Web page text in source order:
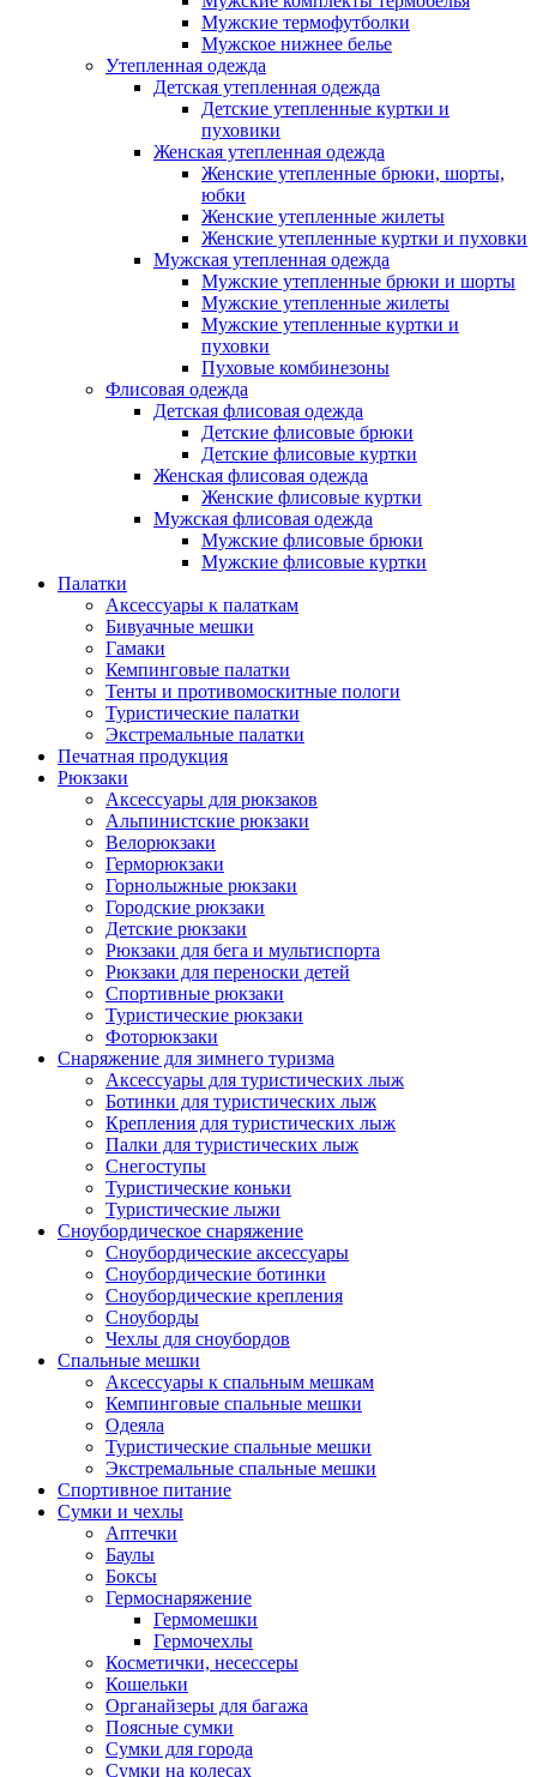
Мужские термофутболки
Мужское нижнее белье
Утепленная одежда
Детская утепленная одежда
Детские утепленные куртки и
пуховики
Женская утепленная одежда
Женские утепленные брюки, шорты,
юбки
Женские утепленные жилеты
Женские утепленные куртки и пуховки
Мужская утепленная одежда
Мужские утепленные брюки и шорты
Мужские утепленные жилеты
Мужские утепленные куртки и
пуховки
Пуховые комбинезоны
Флисовая одежда
Детская флисовая одежда
Детские флисовые брюки
Детские флисовые куртки
Женская флисовая одежда
Женские флисовые куртки
Мужская флисовая одежда
Мужские флисовые брюки
Мужские флисовые куртки
Палатки
Аксессуары к палаткам
Бивуачные мешки
Гамаки
Кемпинговые палатки
Тенты и противомоскитные пологи
Туристические палатки
Экстремальные палатки
Печатная продукция
Рюкзаки
Аксессуары для рюкзаков
Альпинистские рюкзаки
Велорюкзаки
Герморюкзаки
Горнолыжные рюкзаки
Городские рюкзаки
Детские рюкзаки
Рюкзаки для бега и мультиспорта
Рюкзаки для переноски детей
Спортивные рюкзаки
Туристические рюкзаки
Фоторюкзаки
Снаряжение для зимнего туризма
Аксессуары для туристических лыж
Ботинки для туристических лыж
Крепления для туристических лыж
Палки для туристических лыж
Снегоступы
Туристические коньки
Туристические лыжи
Сноубордическое снаряжение
Сноубордические аксессуары
Сноубордические ботинки
Сноубордические крепления
Сноуборды
Чехлы для сноубордов
Спальные мешки
Аксессуары к спальным мешкам
Кемпинговые спальные мешки
Одеяла
Туристические спальные мешки
Экстремальные спальные мешки
Спортивное питание
Сумки и чехлы
Аптечки
Баулы
Боксы
Гермоснаряжение
Гермомешки
Гермочехлы
Косметички, несессеры
Кошельки
Органайзеры для багажа
Поясные сумки
Сумки для города
Сумки на колесах